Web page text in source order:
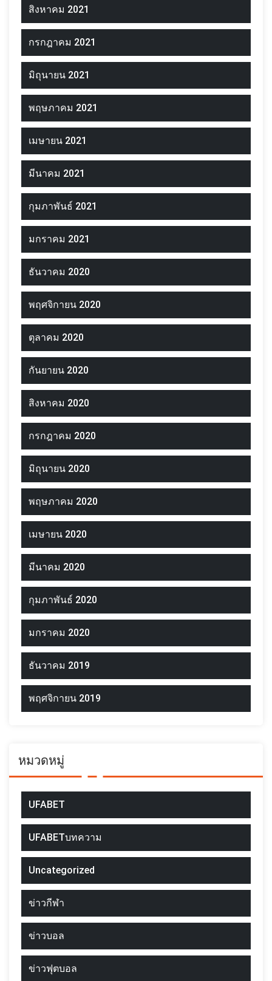
สิงหาคม 2021
กรกฎาคม 2021
มิถุนายน 2021
พฤษภาคม 2021
เมษายน 2021
มีนาคม 2021
กุมภาพันธ์ 2021
มกราคม 2021
ธันวาคม 2020
พฤศจิกายน 2020
ตุลาคม 2020
กันยายน 2020
สิงหาคม 2020
กรกฎาคม 2020
มิถุนายน 2020
พฤษภาคม 2020
เมษายน 2020
มีนาคม 2020
กุมภาพันธ์ 2020
มกราคม 2020
ธันวาคม 2019
พฤศจิกายน 2019
หมวดหมู่
UFABET
UFABETบทความ
Uncategorized
ข่าวกีฬา
ข่าวบอล
ข่าวฟุตบอล